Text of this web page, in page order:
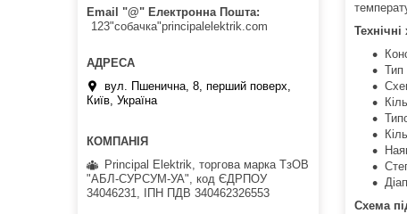
Схема
Email "@" Електронна Пошта
123"собачка"principalelektrik.com
вул. Пшенична, 8, перший поверх,
Київ, Україна
Principal Elektrik, торгова марка ТзОВ
"АБЛ-СУРСУМ-УА", код ЄДРПОУ
34046231, ІПН ПДВ 340462326553